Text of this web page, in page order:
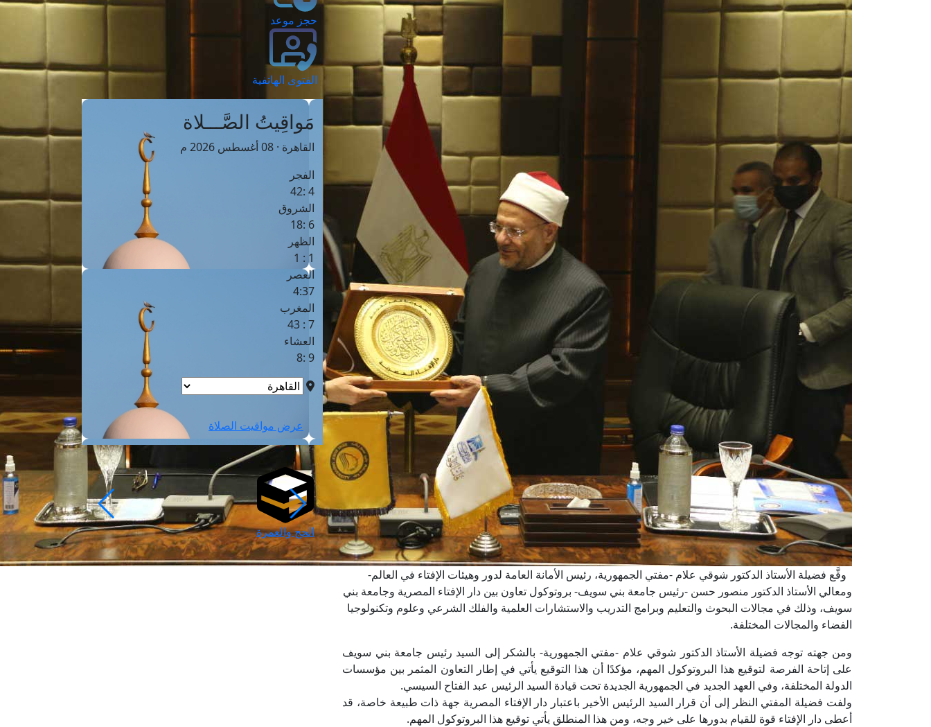
وقَّع فضيلة الأستاذ الدكتور شوقي علام -مفتي الجمهورية، رئيس الأمانة العامة لدور وهيئات الإفتاء في العالم-
ومعالي الأستاذ الدكتور منصور حسن -رئيس جامعة بني سويف- بروتوكول تعاون بين دار الإفتاء المصرية وجامعة بني
سويف، وذلك في مجالات البحوث والتعليم وبرامج التدريب والاستشارات العلمية والفلك الشرعي وعلوم وتكنولوجيا
الفضاء والمجالات المختلفة.
ومن جهته توجه فضيلة الأستاذ الدكتور شوقي علام -مفتي الجمهورية- بالشكر إلى السيد رئيس جامعة بني سويف
على إتاحة الفرصة لتوقيع هذا البروتوكول المهم، مؤكدًا أن هذا التوقيع يأتي في إطار التعاون المثمر بين مؤسسات
الدولة المختلفة، وفي العهد الجديد في الجمهورية الجديدة تحت قيادة السيد الرئيس عبد الفتاح السيسي.
ولفت فضيلة المفتي النظر إلى أن قرار السيد الرئيس الأخير باعتبار دار الإفتاء المصرية جهة ذات طبيعة خاصة، قد
أعطى دار الإفتاء قوة للقيام بدورها على خير وجه، ومن هذا المنطلق يأتي توقيع هذا البروتوكول المهم.
حجز موعد
الفتوى الهاتفية
مَواقِيتُ الصَّـــلاة
القاهرة · 08 أغسطس 2026 م
الفجر
4 :42
الشروق
6 :18
الظهر
1 : 1
العصر
4:37
المغرب
7 : 43
العشاء
9 :8
عرض مواقيت الصلاة
الحج والعمرة رمضان